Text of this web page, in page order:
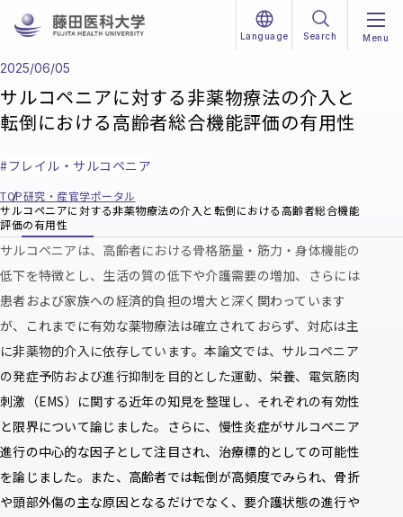
本文へ移動
Language Search Menu
2025/06/05
サルコペニアに対する非薬物療法の介入と
転倒における高齢者総合機能評価の有用性
フレイル・サルコペニア
TOP研究・産官学ポータル
サルコペニアに対する非薬物療法の介入と転倒における高齢者総合機能
評価の有用性
サルコペニアは、高齢者における骨格筋量・筋力・身体機能の
低下を特徴とし、生活の質の低下や介護需要の増加、さらには
患者および家族への経済的負担の増大と深く関わっています
が、これまでに有効な薬物療法は確立されておらず、対応は主
に非薬物的介入に依存しています。本論文では、サルコペニア
の発症予防および進行抑制を目的とした運動、栄養、電気筋肉
刺激（EMS）に関する近年の知見を整理し、それぞれの有効性
と限界について論じました。さらに、慢性炎症がサルコペニア
進行の中心的な因子として注目され、治療標的としての可能性
を論じました。また、高齢者では転倒が高頻度でみられ、骨折
や頭部外傷の主な原因となるだけでなく、要介護状態の進行や